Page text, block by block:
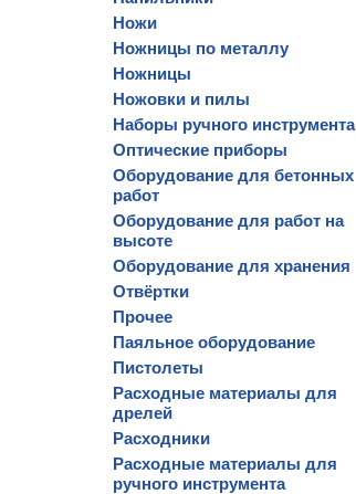
Ножи
Ножницы по металлу
Ножницы
Ножовки и пилы
Наборы ручного инструмента
Оптические приборы
Оборудование для бетонных
работ
Оборудование для работ на
высоте
Оборудование для хранения
Отвёртки
Прочее
Паяльное оборудование
Пистолеты
Расходные материалы для
дрелей
Расходники
Расходные материалы для
ручного инструмента